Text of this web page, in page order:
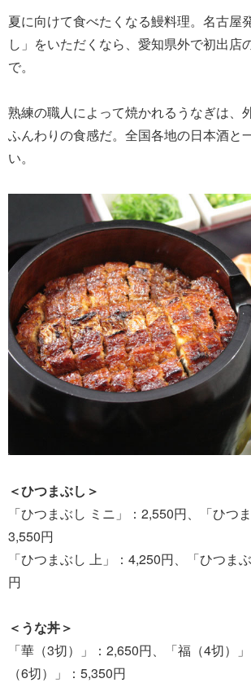
夏に向けて食べたくなる鰻料理。名古屋
し」をいただくなら、愛知県外で初出店
で。
熟練の職人によって焼かれるうなぎは、
ふんわりの食感だ。全国各地の日本酒と
い。
＜ひつまぶし＞
「ひつまぶし ミニ」：2,550円、「ひつ
3,550円
「ひつまぶし 上」：4,250円、「ひつま
円
＜うな丼＞
「華（3切）」：2,650円、「福（4切）
（6切）」：5,350円